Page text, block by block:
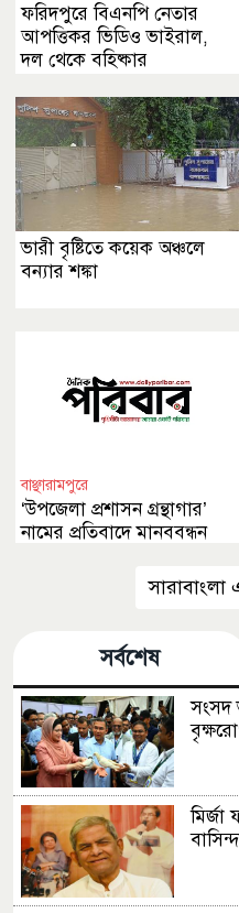
ফরিদপুরে বিএনপি নেতার
আপত্তিকর ভিডিও ভাইরাল,
দল থেকে বহিষ্কার
ভারী বৃষ্টিতে কয়েক অঞ্চলে
বন্যার শঙ্কা
বাঞ্ছারামপুরে
‘উপজেলা প্রশাসন গ্রন্থাগার’
নামের প্রতিবাদে মানববন্ধন
সর্বশেষ
সংসদ